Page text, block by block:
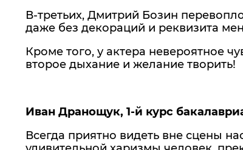
В-третьих, Дмитрий Бозин
даже без декораций и реквизита
Кроме того, у актера невероятное
второе дыхание и желание творить!
Иван Дранощук, 1-й курс
Всегда приятно видеть вне сцены